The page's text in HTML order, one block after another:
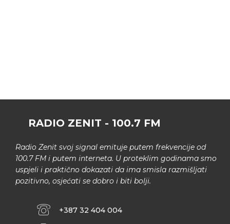
RADIO ZENIT - 100.7 FM
Radio Zenit svoj signal emituje putem frekvencije od
100.7 FM i putem interneta. U proteklim godinama smo
uspjeli i praktično dokazati da ima smisla razmišljati
pozitivno, osjećati se dobro i biti bolji.
+387 32 404 004